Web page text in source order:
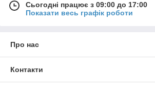
Сьогодні працює з 09:00 до 17:00
Показати весь графік роботи
Про нас
Контакти